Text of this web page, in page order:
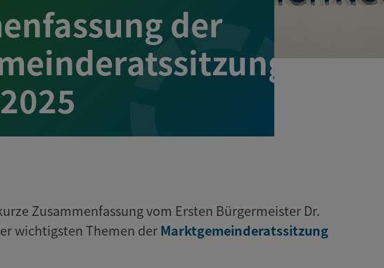
der
Zusammenfassung vom Ersten Bürgermeister Dr.
wichtigsten Themen derMarktgemeinderatssitzung